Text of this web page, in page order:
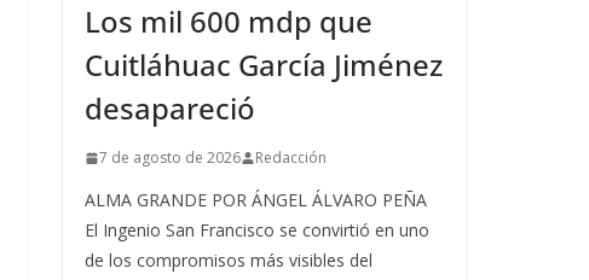
Los mil 600 mdp que
Cuitláhuac García Jiménez
desapareció
7 de agosto de 2026 Redacción
ALMA GRANDE POR ÁNGEL ÁLVARO PEÑA
El Ingenio San Francisco se convirtió en uno
de los compromisos más visibles del